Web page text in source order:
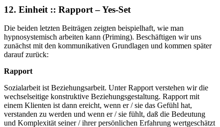
12. Einheit :: Rapport – Yes-Set
Die beiden letzten Beiträgen zeigten beispielhaft, wie man
hypnosystemisch arbeiten kann (Priming). Beschäftigen wir uns
zunächst mit den kommunikativen Grundlagen und kommen später
darauf zurück:
Rapport
Sozialarbeit ist Beziehungsarbeit. Unter Rapport verstehen wir die
wechselseitige konstruktive Beziehungsgestaltung. Rapport mit
einem Klienten ist dann ereicht, wenn er / sie das Gefühl hat,
verstanden zu werden und wenn er / sie fühlt, daß die Bedeutung
und Komplexität seiner / ihrer persönlichen Erfahrung wertgeschätzt